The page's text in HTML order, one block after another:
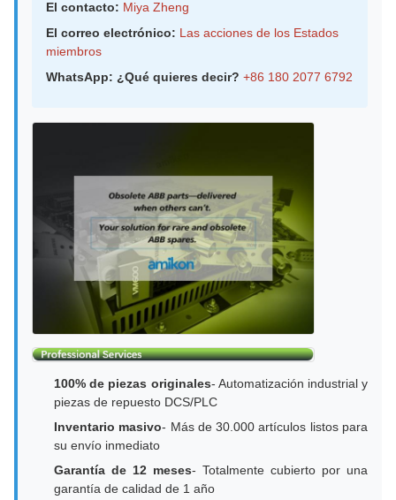
El contacto: Miya Zheng
El correo electrónico: Las acciones de los Estados
miembros
WhatsApp: ¿Qué quieres decir? +86 180 2077 6792
100% de piezas originales- Automatización industrial y
piezas de repuesto DCS/PLC
Inventario masivo- Más de 30.000 artículos listos para
su envío inmediato
Garantía de 12 meses- Totalmente cubierto por una
garantía de calidad de 1 año